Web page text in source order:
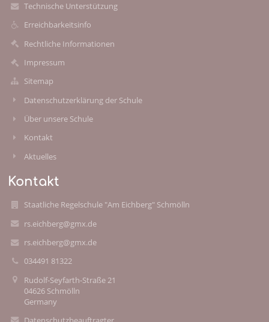
Technische Unterstützung
Erreichbarkeitsinfo
Rechtliche Informationen
Impressum
Sitemap
Datenschutzerklärung der Schule
Über unsere Schule
Kontakt
Aktuelles
Kontakt
Staatliche Regelschule "Am Eichberg" Schmölln
rs.eichberg@gmx.de
rs.eichberg@gmx.de
034491 81322
Rudolf-Seyfarth-Straße 21
04626 Schmölln
Germany